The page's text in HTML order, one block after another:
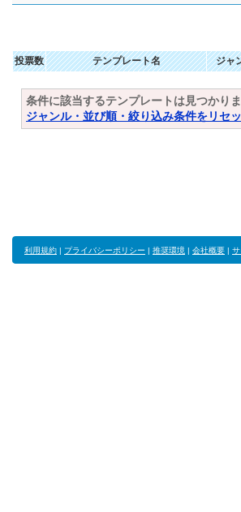
投票数 テンプレート名 ジャ
条件に該当するテンプレートは見つかりま
ジャンル・並び順・絞り込み条件をリセ
利用規約 | プライバシーポリシー | 推奨環境 | 会社概要 |